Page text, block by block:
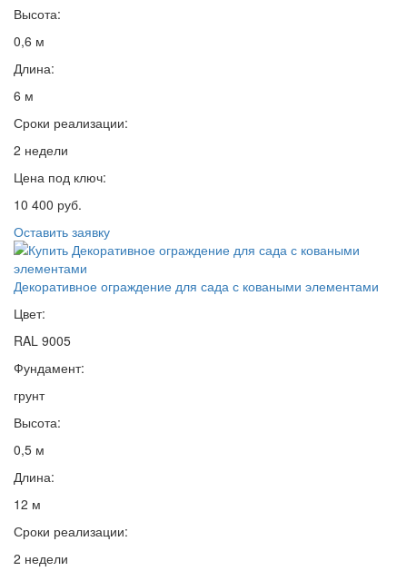
Высота:
0,6 м
Длина:
6 м
Сроки реализации:
2 недели
Цена под ключ:
10 400 руб.
Оставить заявку
Декоративное ограждение для сада с коваными элементами
Цвет:
RAL 9005
Фундамент:
грунт
Высота:
0,5 м
Длина:
12 м
Сроки реализации:
2 недели